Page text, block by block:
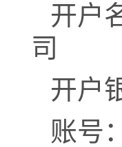
开户
司
开户
账号：